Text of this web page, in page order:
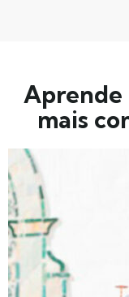
Aprende
mais